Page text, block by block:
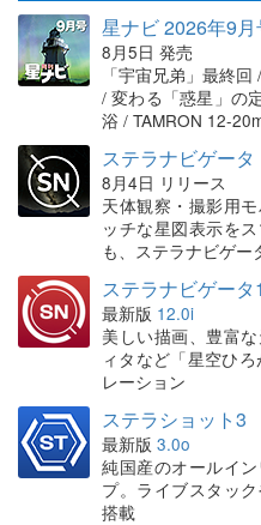
星ナビ 2026年9月
8月5日 発売
「宇宙兄弟」最終
/ 変わる「惑星」の
浴 / TAMRON 12-
ステラナビゲー
8月4日 リリース
天体観察・撮影用
ッチな星図表示を
も、ステラナビゲー
ステラナビゲータ
最新版 12.0i
美しい描画、豊富
ィタなど「星空ひ
レーション
ステラショット3
最新版 3.0o
純国産のオールイ
プ。ライブスタッ
搭載